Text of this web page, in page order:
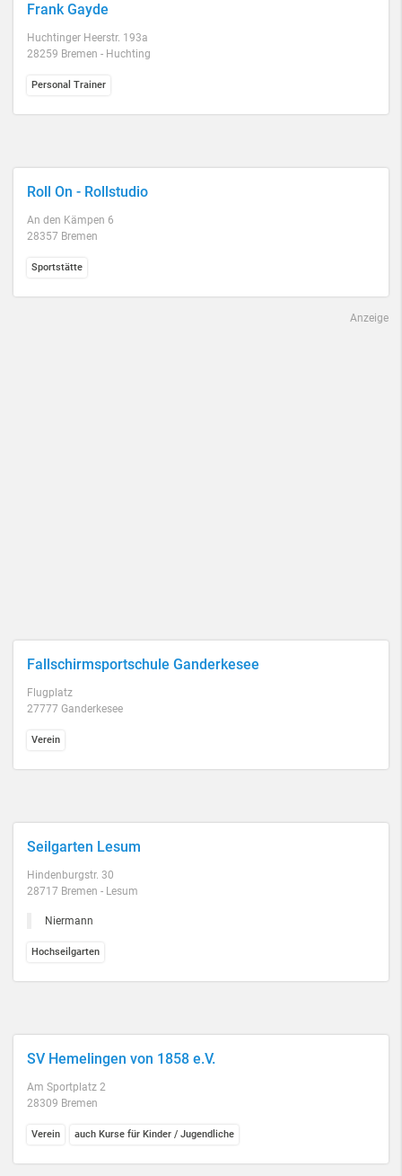
Frank Gayde
Huchtinger Heerstr. 193a
28259 Bremen - Huchting
Personal Trainer
Roll On - Rollstudio
An den Kämpen 6
28357 Bremen
Sportstätte
Anzeige
Fallschirmsportschule Ganderkesee
Flugplatz
27777 Ganderkesee
Verein
Seilgarten Lesum
Hindenburgstr. 30
28717 Bremen - Lesum
Niermann
Hochseilgarten
SV Hemelingen von 1858 e.V.
Am Sportplatz 2
28309 Bremen
Verein auch Kurse für Kinder / Jugendliche